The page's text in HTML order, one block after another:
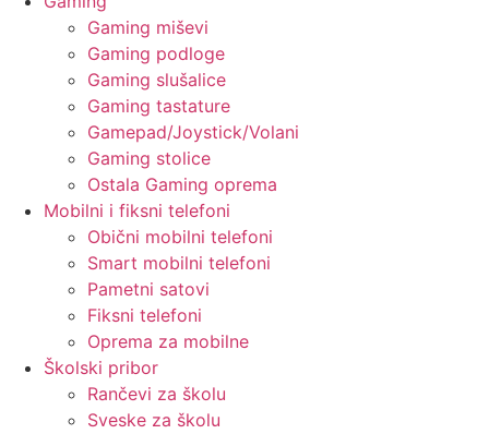
Gaming miševi
Gaming podloge
Gaming slušalice
Gaming tastature
Gamepad/Joystick/Volani
Gaming stolice
Ostala Gaming oprema
Mobilni i fiksni telefoni
Obični mobilni telefoni
Smart mobilni telefoni
Pametni satovi
Fiksni telefoni
Oprema za mobilne
Školski pribor
Rančevi za školu
Sveske za školu